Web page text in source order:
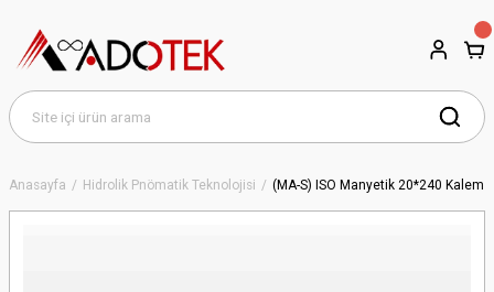
Anasayfa Hidrolik Pnömatik Teknolojisi (MA-S) ISO Manyetik 20*240 Kalem